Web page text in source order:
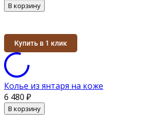
В корзину
Купить в 1 клик
Колье из янтаря на коже
6 480 ₽
В корзину